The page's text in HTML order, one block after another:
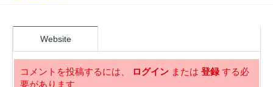
Website
コメントを投稿するには、 ログイン または 登録する必
要があります